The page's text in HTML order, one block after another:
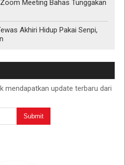
Meeting Bahas Tunggakan
Akhiri Hidup Pakai Senpi,
mendapatkan update terbaru dari